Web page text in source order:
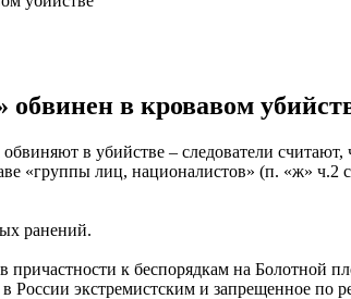
в кровавом
в убийстве – следователи
«группы лиц, националистов» (п. «ж»
ранений.
к беспорядкам на Болотной
России экстремистским и запрещенное по